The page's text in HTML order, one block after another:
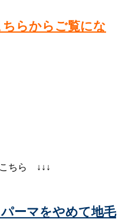
らからご覧にな
ちら ↓↓↓
ーマをやめて地毛